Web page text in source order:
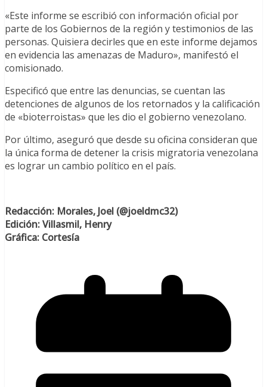
«Este informe se escribió con información oficial por
parte de los Gobiernos de la región y testimonios de las
personas. Quisiera decirles que en este informe dejamos
en evidencia las amenazas de Maduro», manifestó el
comisionado.
Especificó que entre las denuncias, se cuentan las
detenciones de algunos de los retornados y la calificación
de «bioterroistas» que les dio el gobierno venezolano.
Por último, aseguró que desde su oficina consideran que
la única forma de detener la crisis migratoria venezolana
es lograr un cambio político en el país.
Redacción: Morales, Joel (@joeldmc32)
Edición: Villasmil, Henry
Gráfica: Cortesía